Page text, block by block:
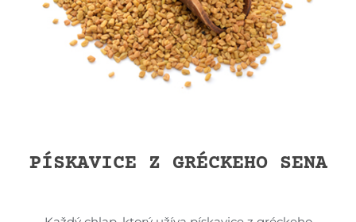
PÍSKAVICE Z GRÉCKEHO SENA